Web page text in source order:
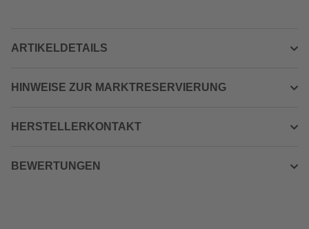
ARTIKELDETAILS
HINWEISE ZUR MARKTRESERVIERUNG
HERSTELLERKONTAKT
BEWERTUNGEN